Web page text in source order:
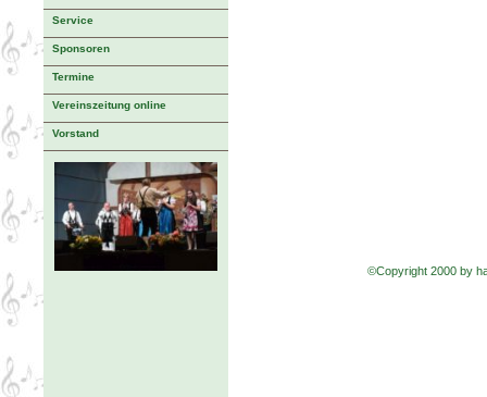
Service
Sponsoren
Termine
Vereinszeitung online
Vorstand
©Copyright 2000 by